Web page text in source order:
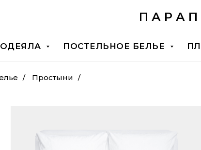
П А Р А П
ОДЕЯЛА ПОСТЕЛЬНОЕ БЕЛЬЕ
/ Простыни /